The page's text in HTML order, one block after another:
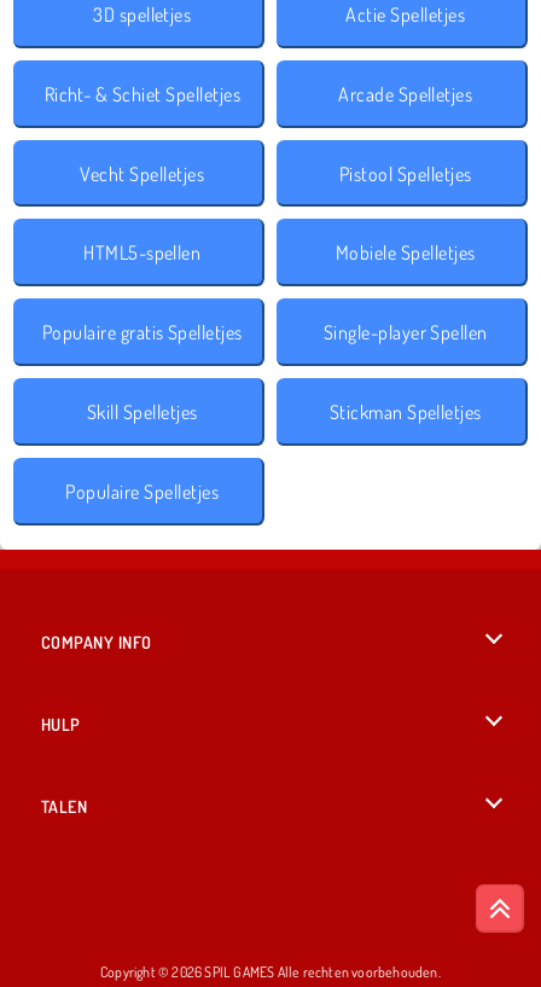
3D spelletjes Actie Spelletjes
Richt- & Schiet Spelletjes Arcade Spelletjes
Vecht Spelletjes Pistool Spelletjes
HTML5-spellen Mobiele Spelletjes
Populaire gratis Spelletjes Single-player Spellen
Skill Spelletjes Stickman Spelletjes
Populaire Spelletjes
COMPANY INFO
HULP
TALEN
Copyright © 2026 SPIL GAMES Alle rechten voorbehouden.